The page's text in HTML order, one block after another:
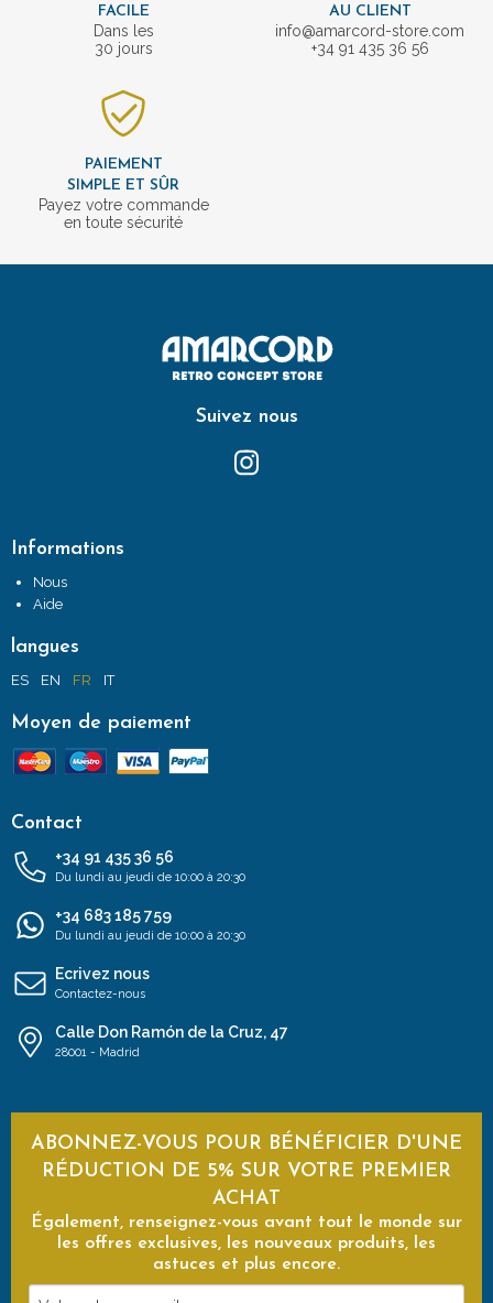
FACILE
Dans les
30 jours
AU CLIENT
info@amarcord-store.com
+34 91 435 36 56
PAIEMENT
SIMPLE ET SÛR
Payez votre commande
en toute sécurité
Suivez nous
Informations
Nous
Aide
langues
ES EN FR IT
Moyen de paiement
Contact
+34 91 435 36 56
Du lundi au jeudi de 10:00 à 20:30
+34 683 185 759
Du lundi au jeudi de 10:00 à 20:30
Ecrivez nous
Contactez-nous
Calle Don Ramón de la Cruz, 47
28001 - Madrid
ABONNEZ-VOUS POUR BÉNÉFICIER D'UNE
RÉDUCTION DE 5% SUR VOTRE PREMIER
ACHAT
Également, renseignez-vous avant tout le monde sur
les offres exclusives, les nouveaux produits, les
astuces et plus encore.
Votre